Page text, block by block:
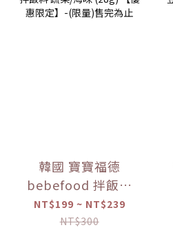
韓國 寶寶福德
bebefood 拌飯料
蔬菜/海味 (28g)
【優惠限定】-(限
NT$199 ~ NT$239
NT$300